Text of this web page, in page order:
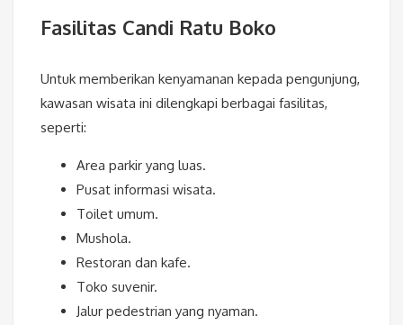
Fasilitas Candi Ratu Boko
Untuk memberikan kenyamanan kepada pengunjung,
kawasan wisata ini dilengkapi berbagai fasilitas,
seperti:
Area parkir yang luas.
Pusat informasi wisata.
Toilet umum.
Mushola.
Restoran dan kafe.
Toko suvenir.
Jalur pedestrian yang nyaman.